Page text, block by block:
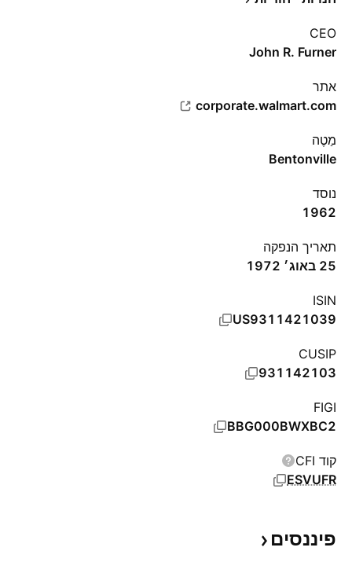
CEO
John R. Furner
אתר‏
corporate.walmart.com
מַטֶה
Bentonville
נוסד
1962
תאריך הנפקה
25 באוג׳ 1972
ISIN
US9311421039
CUSIP
931142103
FIGI
BBG000BWXBC2
קוד CFI
ESVUFR
פיננסים